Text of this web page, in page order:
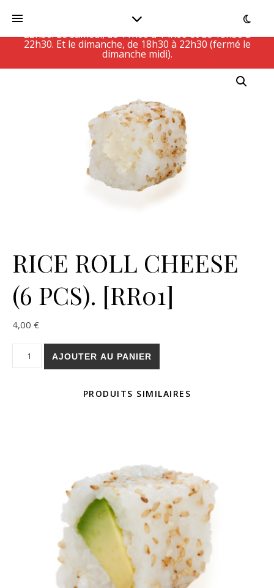
RICE ROLL CHEESE
(6 PCS). [RR01]
4,00 €
AJOUTER AU PANIER
PRODUITS SIMILAIRES
Le Restaurant est actuellement fermé, ouvert Du
lundi au vendredi, de 11h00 à 14h30 et de 18h30 à
22h30. Le samedi, de 11h00 à 14h00 et de 18h30 à
22h30. Et le dimanche, de 18h30 à 22h30 (fermé le
dimanche midi).